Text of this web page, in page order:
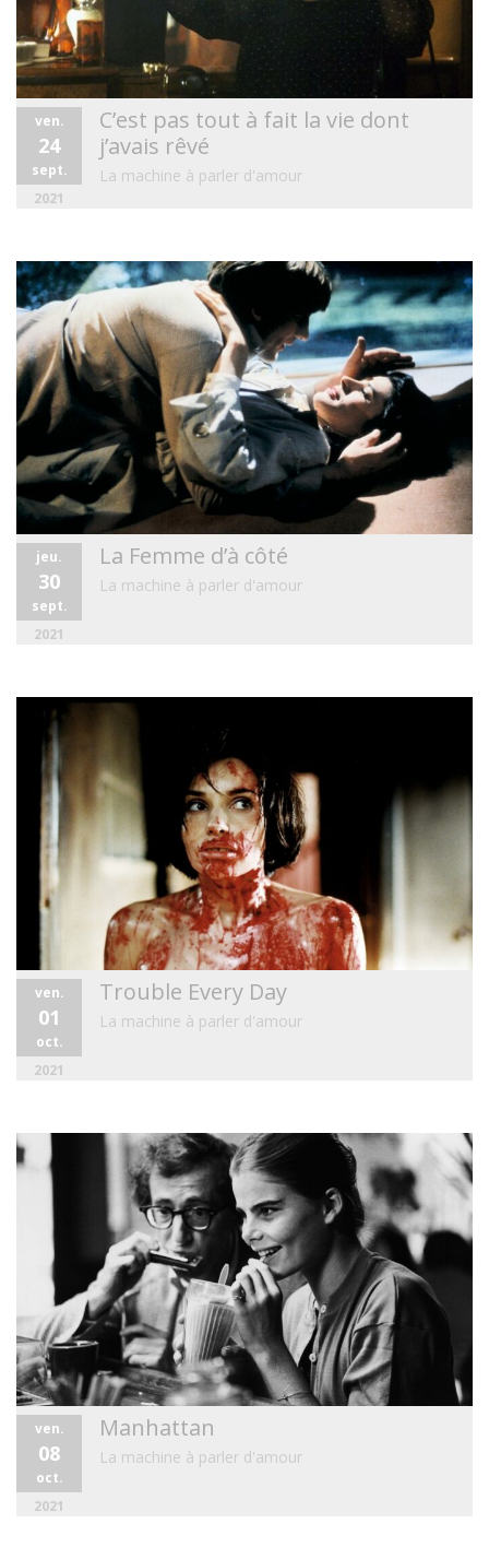
ven.
24
sept.
2021
C’est pas tout à fait la vie dont
j’avais rêvé
La machine à parler d'amour
jeu.
30
sept.
2021
La Femme d’à côté
La machine à parler d'amour
ven.
01
oct.
2021
Trouble Every Day
La machine à parler d'amour
ven.
08
oct.
2021
Manhattan
La machine à parler d'amour